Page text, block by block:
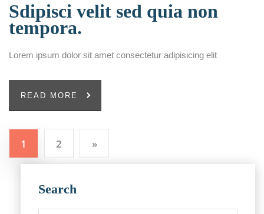
Sdipisci velit sed quia non
tempora.
Lorem ipsum dolor sit amet consectetur adipisicing elit
READ MORE
1 2 »
Search